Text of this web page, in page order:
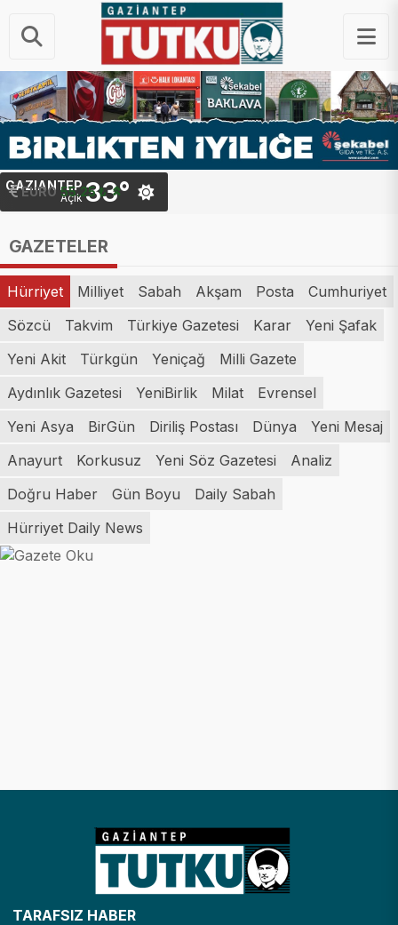
EURO 55.25 ₺
GAZIANTEP
Açık33°
GAZETELER
Hürriyet Milliyet Sabah Akşam Posta
Cumhuriyet
Sözcü
Takvim Türkiye Gazetesi Karar
Yeni Şafak
Yeni Akit
Türkgün Yeniçağ
Milli Gazete
Aydınlık Gazetesi
YeniBirlik Milat
Evrensel
Yeni Asya
BirGün Diriliş Postası Dünya
Yeni Mesaj
Anayurt
Korkusuz Yeni Söz Gazetesi
Analiz
Doğru Haber
Gün Boyu
Daily Sabah
Hürriyet Daily News
TARAFSIZ HABER